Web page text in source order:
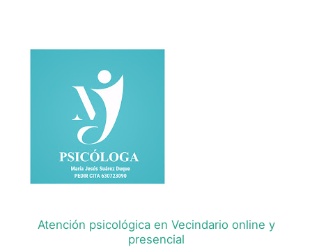
Atención psicológica en Vecindario online y
presencial